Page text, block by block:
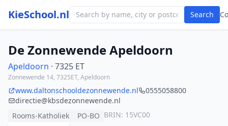
KieSchool.nl Search
De Zonnewende Apeldoorn
Apeldoorn · 7325 ET
Zonnewende 14, 7325ET, Apeldoorn
www.daltonschooldezonnewende.nl
0555058800
directie@kbsdezonnewende.nl
Rooms-Katholiek
PO-BO BRIN: 15VC00